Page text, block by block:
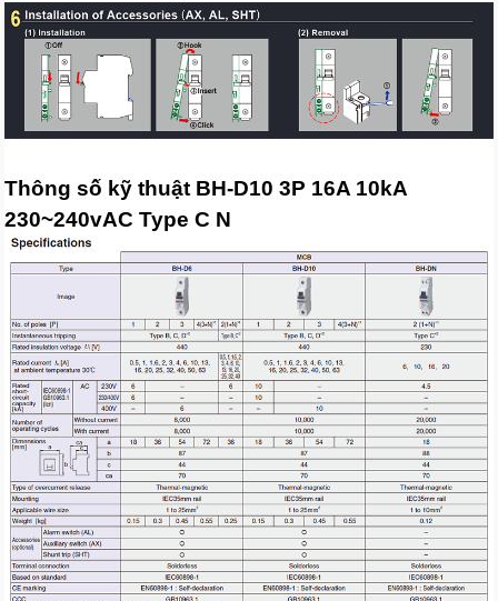
Thông số kỹ thuật BH-D10 3P 16A 10kA
230~240vAC Type C N